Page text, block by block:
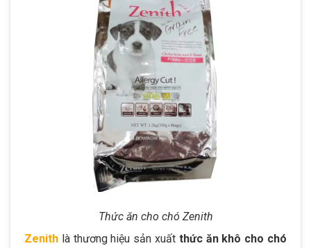
Thức ăn cho chó Zenith
Zenith là thương hiệu sản xuất thức ăn khô cho chó